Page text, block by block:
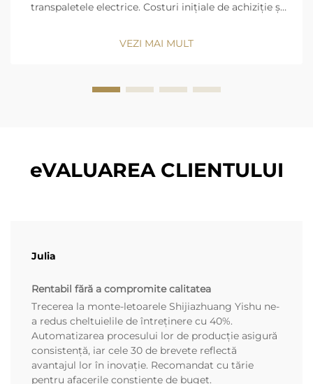
transpaletele electrice. Costuri inițiale de achiziție și
2.500-5.000 USD pe unitate, care include accesorii
VEZI MAI MULT
eVALUAREA CLIENTULUI
Julia
Rentabil fără a compromite calitatea
Trecerea la monte-letoarele Shijiazhuang Yishu ne-
a redus cheltuielile de întreținere cu 40%.
Automatizarea procesului lor de producție asigură
consistență, iar cele 30 de brevete reflectă
avantajul lor în inovație. Recomandat cu tărie
pentru afacerile conștiente de buget.